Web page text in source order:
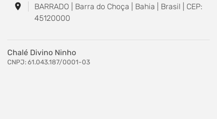
location_on
BARRADO | Barra do Choça | Bahia | Brasil | CEP:
45120000
Chalé Divino Ninho
CNPJ: 61.043.187/0001-03